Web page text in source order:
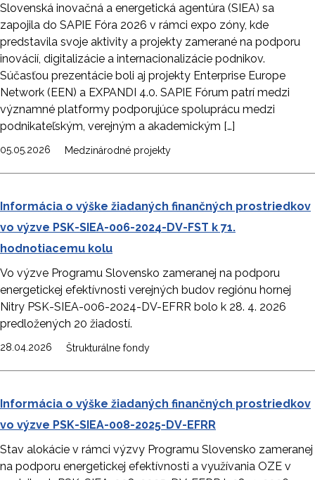
Slovenská inovačná a energetická agentúra (SIEA) sa
zapojila do SAPIE Fóra 2026 v rámci expo zóny, kde
predstavila svoje aktivity a projekty zamerané na podporu
inovácií, digitalizácie a internacionalizácie podnikov.
Súčasťou prezentácie boli aj projekty Enterprise Europe
Network (EEN) a EXPANDI 4.0. SAPIE Fórum patrí medzi
významné platformy podporujúce spoluprácu medzi
podnikateľským, verejným a akademickým […]
05.05.2026 Medzinárodné projekty
Informácia o výške žiadaných finančných prostriedkov
vo výzve PSK-SIEA-006-2024-DV-FST k 71.
hodnotiacemu kolu
Vo výzve Programu Slovensko zameranej na podporu
energetickej efektívnosti verejných budov regiónu hornej
Nitry PSK-SIEA-006-2024-DV-EFRR bolo k 28. 4. 2026
predložených 20 žiadostí.
28.04.2026 Štrukturálne fondy
Informácia o výške žiadaných finančných prostriedkov
vo výzve PSK-SIEA-008-2025-DV-EFRR
Stav alokácie v rámci výzvy Programu Slovensko zameranej
na podporu energetickej efektívnosti a využívania OZE v